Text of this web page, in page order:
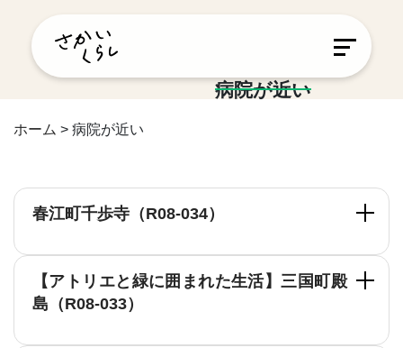
病院が近い
ホーム > 病院が近い
春江町千歩寺（R08-034）
【アトリエと緑に囲まれた生活】三国町殿
島（R08-033）